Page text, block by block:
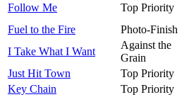
Follow Me
Top Priority
Fuel to the Fire
Photo-Finish
I Take What I Want
Against the
Grain
Just Hit Town
Top Priority
Key Chain
Top Priority